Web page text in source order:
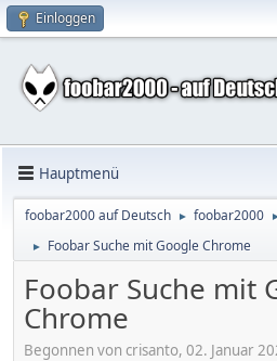
Einloggen
Hauptmenü
foobar2000 auf Deutsch ► foobar2000
► Foobar Suche mit Google Chrome
Foobar Suche mit
Chrome
Begonnen von crisanto, 02. Januar